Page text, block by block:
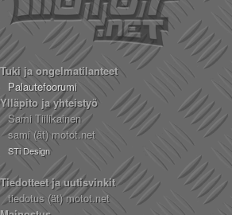
Tuki ja ongelmatilanteet
Palautefoorumi
Ylläpito ja yhteistyö
Sami Tiilikainen
sami (ät) motot.net
STi Design
Tiedotteet ja uutisvinkit
tiedotus (ät) motot.net